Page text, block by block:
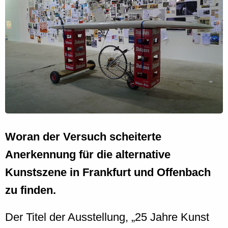
Woran der Versuch scheiterte
Anerkennung für die alternative
Kunstszene in Frankfurt und Offenbach
zu finden.
Der Titel der Ausstellung, „25 Jahre Kunst